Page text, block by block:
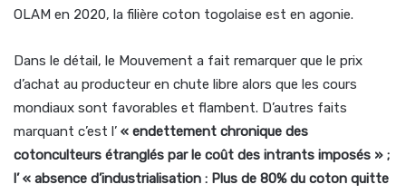
OLAM en 2020, la filière coton togolaise est en agonie.
Dans le détail, le Mouvement a fait remarquer que le prix
d’achat au producteur en chute libre alors que les cours
mondiaux sont favorables et flambent. D’autres faits
marquant c’est l’ « endettement chronique des
cotonculteurs étranglés par le coût des intrants imposés » ;
l’ « absence d’industrialisation : Plus de 80% du coton quitte